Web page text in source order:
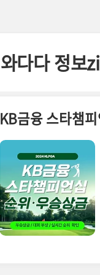
와다다 정보
KB금융 스타챔